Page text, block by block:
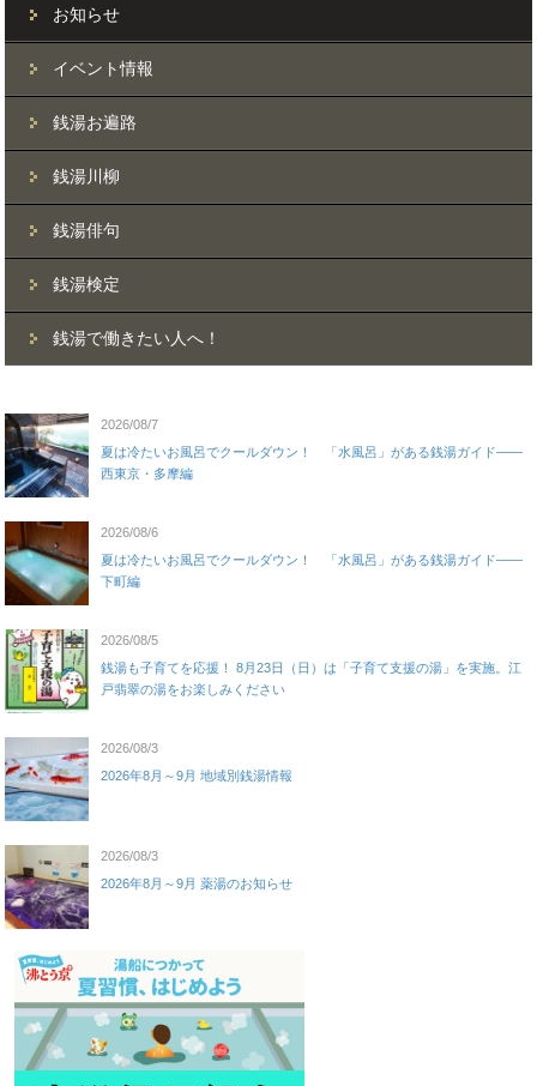
お知らせ
イベント情報
銭湯お遍路
銭湯川柳
銭湯俳句
銭湯検定
銭湯で働きたい人へ！
2026/08/7
夏は冷たいお風呂でクールダウン！ 「水風呂」がある銭湯ガイド——
西東京・多摩編
2026/08/6
夏は冷たいお風呂でクールダウン！ 「水風呂」がある銭湯ガイド——
下町編
2026/08/5
銭湯も子育てを応援！ 8月23日（日）は「子育て支援の湯」を実施。江
戸翡翠の湯をお楽しみください
2026/08/3
2026年8月～9月 地域別銭湯情報
2026/08/3
2026年8月～9月 薬湯のお知らせ